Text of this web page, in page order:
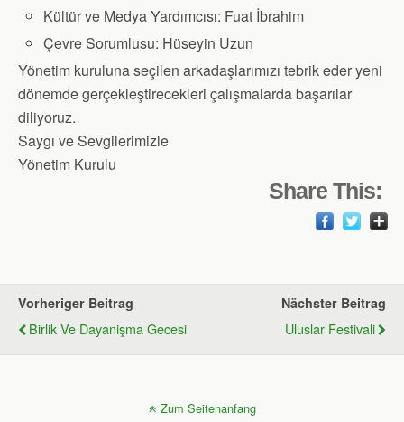
Kültür ve Medya Yardımcısı: Fuat İbrahim
Çevre Sorumlusu: Hüseyin Uzun
Yönetim kuruluna seçilen arkadaşlarımızı tebrik eder yeni
dönemde gerçekleştirecekleri çalışmalarda başarılar
diliyoruz.
Saygı ve Sevgilerimizle
Yönetim Kurulu
Share This:
Vorheriger Beitrag
Birlik Ve Dayanişma Gecesi
Nächster Beitrag
Uluslar Festivali
Zum Seitenanfang